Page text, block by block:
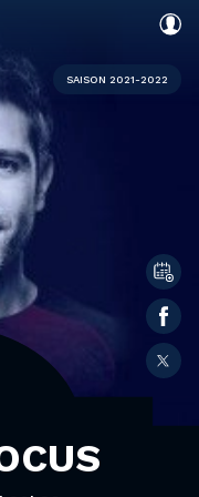
SAISON 2021-2022